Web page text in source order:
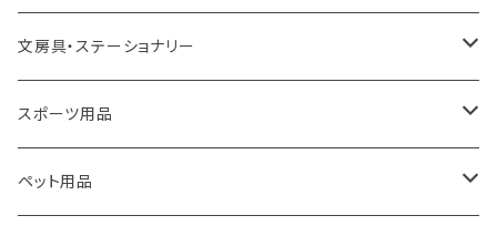
100percent
藤田金属
TG
保冷バッグ
リュックサック
ショルダーバッグ
食器・テーブルウェア
ゴミ箱
収納用品
掃除・洗濯用品
トイレ用品
バス用品
アイロン台
アクセサリー収納
ウェットティッシュケース
文房具・ステーショナリー
筆記具・ペン
ノート
スポーツ用品
卓球用品
ペット用品